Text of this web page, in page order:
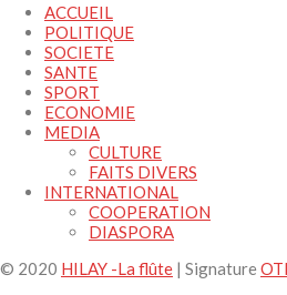
ACCUEIL
POLITIQUE
SOCIETE
SANTE
SPORT
ECONOMIE
MEDIA
CULTURE
FAITS DIVERS
INTERNATIONAL
COOPERATION
DIASPORA
© 2020 HILAY -La flûte | Signature